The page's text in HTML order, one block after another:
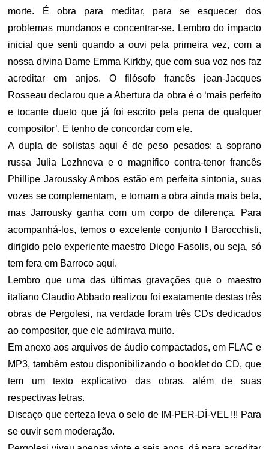
morte. É obra para meditar, para se esquecer dos
problemas mundanos e concentrar-se. Lembro do impacto
inicial que senti quando a ouvi pela primeira vez, com a
nossa divina Dame Emma Kirkby, que com sua voz nos faz
acreditar em anjos. O filósofo francês jean-Jacques
Rosseau declarou que a Abertura da obra é o ‘mais perfeito
e tocante dueto que já foi escrito pela pena de qualquer
compositor’. E tenho de concordar com ele.
A dupla de solistas aqui é de peso pesados: a soprano
russa Julia Lezhneva e o magnífico contra-tenor francês
Phillipe Jaroussky Ambos estão em perfeita sintonia, suas
vozes se complementam, e tornam a obra ainda mais bela,
mas Jarrousky ganha com um corpo de diferença. Para
acompanhá-los, temos o excelente conjunto I Barocchisti,
dirigido pelo experiente maestro Diego Fasolis, ou seja, só
tem fera em Barroco aqui.
Lembro que uma das últimas gravações que o maestro
italiano Claudio Abbado realizou foi exatamente destas três
obras de Pergolesi, na verdade foram três CDs dedicados
ao compositor, que ele admirava muito.
Em anexo aos arquivos de áudio compactados, em FLAC e
MP3, também estou disponibilizando o booklet do CD, que
tem um texto explicativo das obras, além de suas
respectivas letras.
Discaço que certeza leva o selo de IM-PER-DÍ-VEL !!! Para
se ouvir sem moderação.